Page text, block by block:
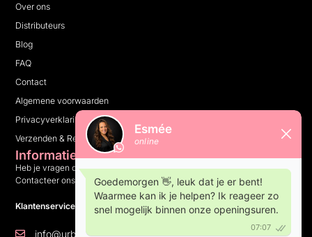
Over ons
Distributeurs
Blog
FAQ
Contact
Algemene voorwaarden
Privacyverklaring
Verzenden & Retourneren
Informatie
Heb je vragen over ons bedrijf, onze producten of iets anders?
Contacteer ons en wij helpen je graag verder.
Klantenservice: 10:00 tot 16:00 op weekdagen
info@urbannails.be